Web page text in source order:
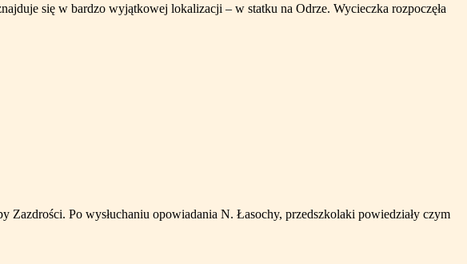
się w bardzo wyjątkowej lokalizacji – w statku na Odrze. Wycieczka rozpoczęła
Po wysłuchaniu opowiadania N. Łasochy, przedszkolaki powiedziały czym